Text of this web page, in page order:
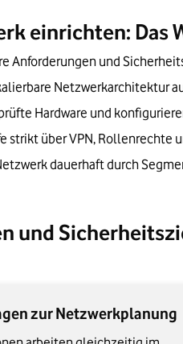
und kontinuierliche
sicher in Betrieb
Firmennetzwerk ist
einrichten: Das
Anforderungen und
Netzwerkarchitektur
Hardware und
strikt über VPN, Rollenrechte
dauerhaft durch
und
zur Netzwerkplanung